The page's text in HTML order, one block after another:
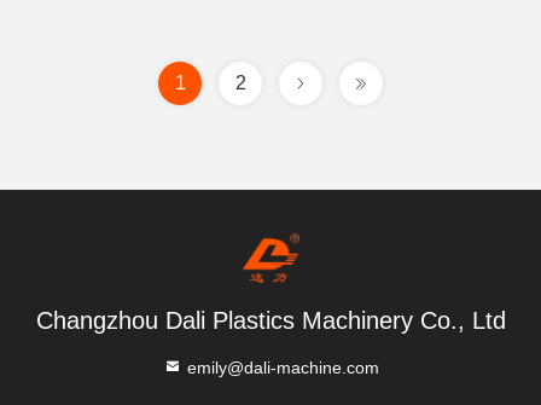
1 2
Changzhou Dali Plastics Machinery Co., Ltd
emily@dali-machine.com